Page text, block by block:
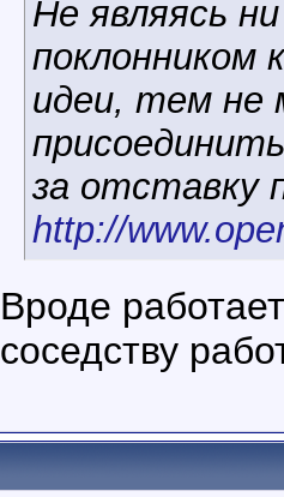
Не являясь
поклонником
идеи, тем не
за отставку
http://
Вроде
соседству